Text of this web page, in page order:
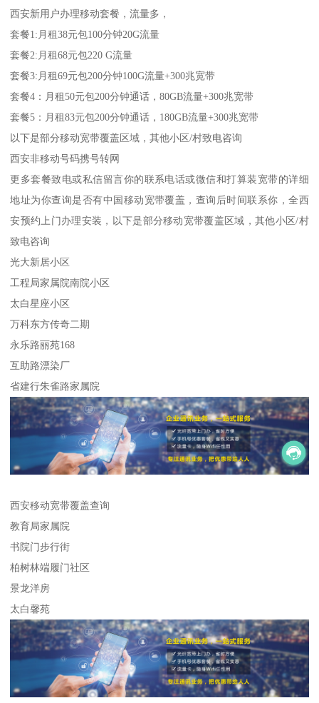
西安新用户办理移动套餐，流量多，
套餐1:月租38元包100分钟20G流量
套餐2:月租68元包220 G流量
套餐3:月租69元包200分钟100G流量+300兆宽带
套餐4：月租50元包200分钟通话，80GB流量+300兆宽带
套餐5：月租83元包200分钟通话，180GB流量+300兆宽带
以下是部分移动宽带覆盖区域，其他小区/村致电咨询
西安非移动号码携号转网
更多套餐致电或私信留言你的联系电话或微信和打算装宽带的详细
地址为你查询是否有中国移动宽带覆盖，查询后时间联系你，全西
安预约上门办理安装，以下是部分移动宽带覆盖区域，其他小区/村
致电咨询
光大新居小区
工程局家属院南院小区
太白星座小区
万科东方传奇二期
永乐路丽苑168
互助路漂染厂
省建行朱雀路家属院
西安移动宽带覆盖查询
教育局家属院
书院门步行街
柏树林端履门社区
景龙洋房
太白馨苑